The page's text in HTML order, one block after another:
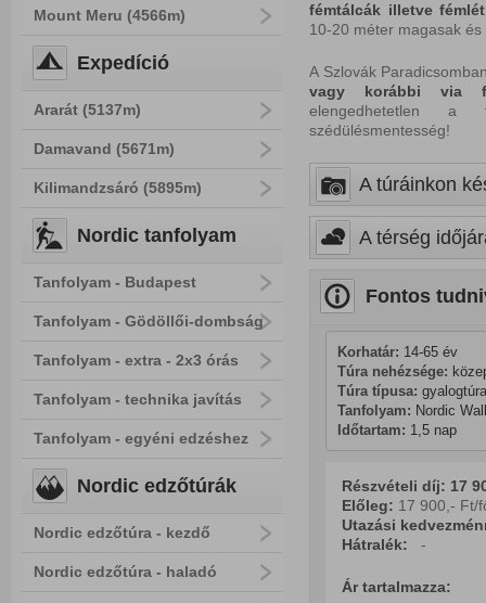
Mount Meru (4566m)
Expedíció
Ararát (5137m)
Damavand (5671m)
Kilimandzsáró (5895m)
Nordic tanfolyam
Tanfolyam - Budapest
Tanfolyam - Gödöllői-dombság
Tanfolyam - extra - 2x3 órás
Tanfolyam - technika javítás
Tanfolyam - egyéni edzéshez
Nordic edzőtúrák
Nordic edzőtúra - kezdő
Nordic edzőtúra - haladó
fémtálcák illetve
10-20 méter magasak
A Szlovák
vagy korábbi via
elengedhetetlen a
szédülésmentesség!
A túráinkon
A térség
Fontos
Korhatár: 14-65 év
Túra nehézsége:
Túra típusa:
Tanfolyam: Nordic
Időtartam: 1,5 nap
Részvételi díj: 17
Előleg: 17 900,- Ft/
Utazási
Hátralék: -
Ár tartalmazza: